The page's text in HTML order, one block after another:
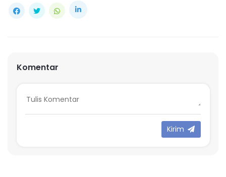
Komentar
Kirim